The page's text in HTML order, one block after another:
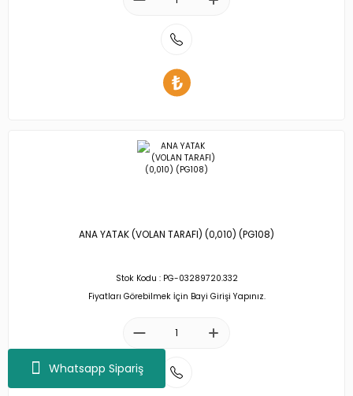
Whatsapp Sipariş
ANA YATAK (VOLAN TARAFI) (0,010) (PG108)
Stok Kodu : PG-03289720.332
Fiyatları Görebilmek İçin Bayi Girişi Yapınız.